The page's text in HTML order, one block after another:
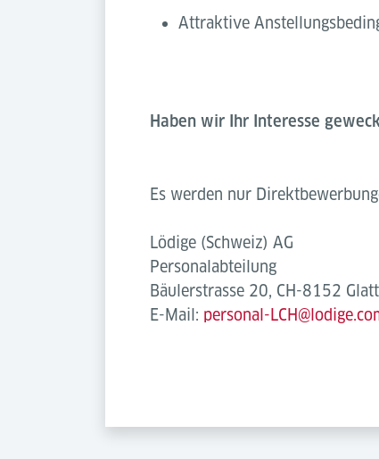
Attraktive
Haben wir Ihr Interesse
Es werden nur
Lödige (Schweiz) AG
Personalabteilung
Bäulerstrasse 20, CH-8152
E-Mail: personal-